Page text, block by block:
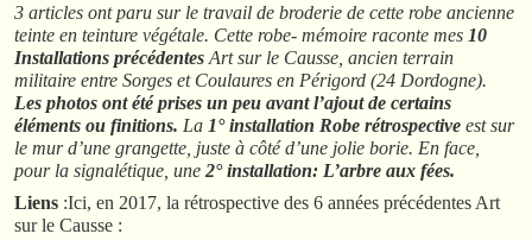
3 articles ont paru sur le travail de broderie de cette robe ancienne
teinte en teinture végétale. Cette robe- mémoire raconte mes 10
Installations précédentes Art sur le Causse, ancien terrain
militaire entre Sorges et Coulaures en Périgord (24 Dordogne).
Les photos ont été prises un peu avant l’ajout de certains
éléments ou finitions. La 1° installation Robe rétrospective est sur
le mur d’une grangette, juste à côté d’une jolie borie. En face,
pour la signalétique, une 2° installation: L’arbre aux fées.
Liens :Ici, en 2017, la rétrospective des 6 années précédentes Art
sur le Causse :